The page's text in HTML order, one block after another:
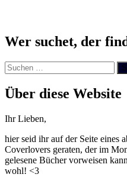
Wer suchet, der
Suchen
nach:
Über diese Website
Ihr Lieben,
hier seid ihr auf der Seite eines
Coverlovers geraten, der im
gelesene Bücher vorweisen
wohl! <3